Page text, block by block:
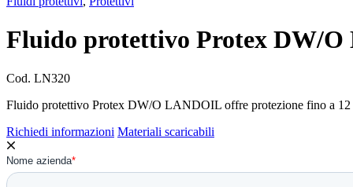
Fluido protettivo Protex DW/
Cod. LN320
Fluido protettivo Protex DW/O LANDOIL offre protezione fino a 12
Richiedi informazioni Materiali scaricabili